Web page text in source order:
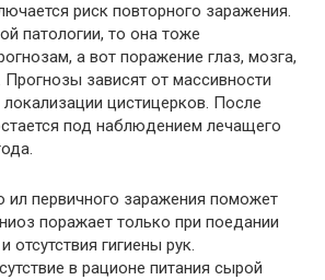
риск повторного заражения.
патологии, то она тоже
а вот поражение глаз, мозга,
зависят от массивности
цистицерков. После
под наблюдением лечащего
ил первичного заражения поможет
поражает только при поедании
отсутствия гигиены рук.
в рационе питания сырой